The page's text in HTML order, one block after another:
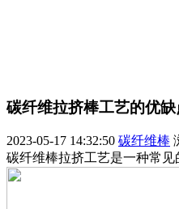
碳纤维拉挤棒工艺的优缺
2023-05-17 14:32:50 碳纤维棒
碳纤维棒拉挤工艺是一种常见